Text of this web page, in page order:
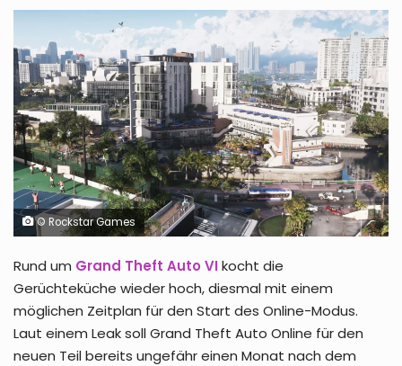
© Rockstar Games
Rund um Grand Theft Auto VIkocht die
Gerüchteküche wieder hoch, diesmal mit einem
möglichen Zeitplan für den Start des Online-Modus.
Laut einem Leak soll Grand Theft Auto Online für den
neuen Teil bereits ungefähr einen Monat nach dem